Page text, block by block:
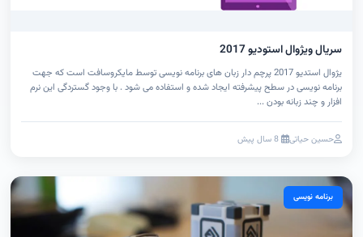
سریال ویژوال استودیو 2017
یژوال استدیو 2017 پرچم دار زبان های برنامه نویسی توسط مایکروسافت است که جهت
برنامه نویسی در سطح پیشرفته ایجاد شده و استفاده می شود . با وجود گستردگی این نرم
افزار و چند زبانه بودن ...
حسین حیاتی 8 سال پیش
برنامه نویسی